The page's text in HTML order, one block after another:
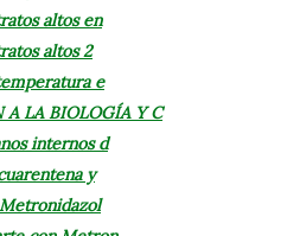
altos en
altos 2
e
A LA BIOLOGÍA Y C
internos d
y